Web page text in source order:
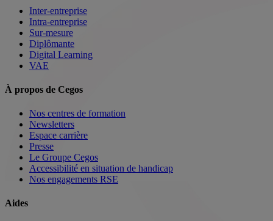
Inter-entreprise
Intra-entreprise
Sur-mesure
Diplômante
Digital Learning
VAE
À propos de Cegos
Nos centres de formation
Newsletters
Espace carrière
Presse
Le Groupe Cegos
Accessibilité en situation de handicap
Nos engagements RSE
Aides